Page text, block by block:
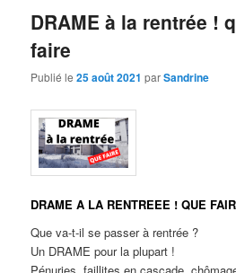
DRAME à la rentrée !
faire
Publié le25 août 2021 parSandrine
DRAME A LA RENTREEE ! QUE
Que va-t-il se passer à rentrée ?
Un DRAME pour la plupart !